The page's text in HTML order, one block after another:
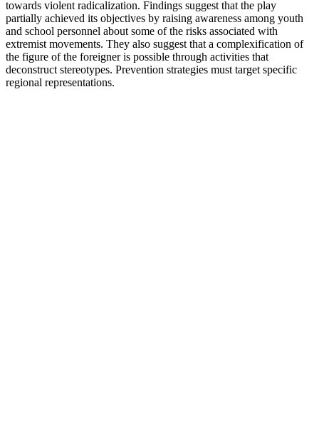
towards violent radicalization. Findings suggest that the play
partially achieved its objectives by raising awareness among youth
and school personnel about some of the risks associated with
extremist movements. They also suggest that a complexification of
the figure of the foreigner is possible through activities that
deconstruct stereotypes. Prevention strategies must target specific
regional representations.